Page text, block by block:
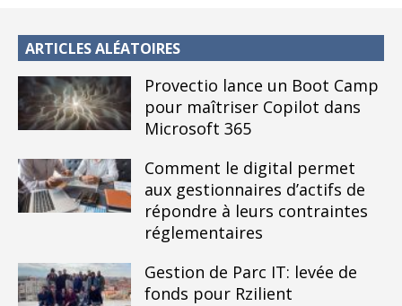
ARTICLES ALÉATOIRES
Provectio lance un Boot Camp
pour maîtriser Copilot dans
Microsoft 365
Comment le digital permet
aux gestionnaires d’actifs de
répondre à leurs contraintes
réglementaires
Gestion de Parc IT: levée de
fonds pour Rzilient